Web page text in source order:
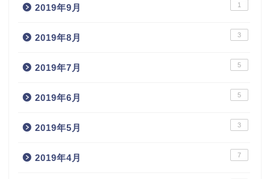
2019年9月 1
2019年8月 3
2019年7月 5
2019年6月 5
2019年5月 3
2019年4月 7